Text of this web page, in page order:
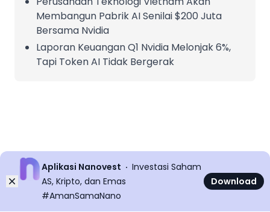
Membangun Pabrik AI Senilai $200 Juta
Bersama Nvidia
Laporan Keuangan Q1 Nvidia Melonjak 6%,
Tapi Token AI Tidak Bergerak
Dismiss
Aplikasi Nanovest
Investasi Saham
AS, Kripto, dan Emas
#AmanSamaNano
Download